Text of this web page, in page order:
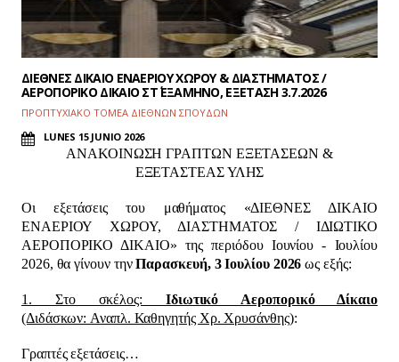
ΔΙΕΘΝΕΣ ΔΙΚΑΙΟ ΕΝΑΕΡΙΟΥ ΧΩΡΟΥ & ΔΙΑΣΤΗΜΑΤΟΣ /
ΑΕΡΟΠΟΡΙΚΟ ΔΙΚΑΙΟ ΣΤ΄ ΕΞΑΜΗΝΟ, ΕΞΕΤΑΣΗ 3.7.2026
ΠΡΟΠΤΥΧΙΑΚΟ ΤΟΜΕΑ ΔΙΕΘΝΩΝ ΣΠΟΥΔΩΝ
LUNES 15 JUNIO 2026
ΑΝΑΚΟΙΝΩΣΗ ΓΡΑΠΤΩΝ ΕΞΕΤΑΣΕΩΝ &
ΕΞΕΤΑΣΤΕΑΣ ΥΛΗΣ
Οι εξετάσεις του μαθήματος «ΔΙΕΘΝΕΣ ΔΙΚΑΙΟ
ΕΝΑΕΡΙΟΥ ΧΩΡΟΥ, ΔΙΑΣΤΗΜΑΤΟΣ / ΙΔΙΩΤΙΚΟ
ΑΕΡΟΠΟΡΙΚΟ ΔΙΚΑΙΟ» της περιόδου Ιουνίου - Ιουλίου
2026, θα γίνουν τηνΠαρασκευή, 3 Ιουλίου 2026 ως εξής:
1. Στο σκέλος: Ιδιωτικό Αεροπορικό Δίκαιο
(Διδάσκων: Αναπλ. Καθηγητής Χρ. Χρυσάνθης):
Γραπτές εξετάσεις…